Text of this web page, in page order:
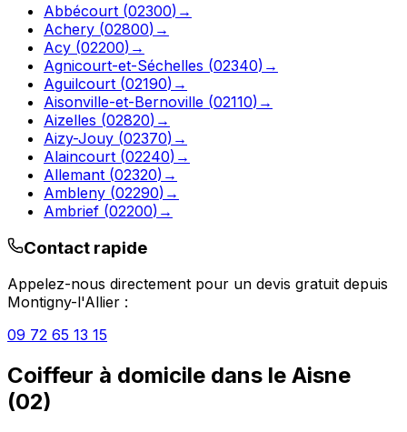
Abbécourt (02300) →
Achery (02800) →
Acy (02200) →
Agnicourt-et-Séchelles (02340) →
Aguilcourt (02190) →
Aisonville-et-Bernoville (02110) →
Aizelles (02820) →
Aizy-Jouy (02370) →
Alaincourt (02240) →
Allemant (02320) →
Ambleny (02290) →
Ambrief (02200) →
Contact rapide
Appelez-nous directement pour un devis gratuit depuis
Montigny-l'Allier :
09 72 65 13 15
Coiffeur à domicile dans le Aisne
(02)